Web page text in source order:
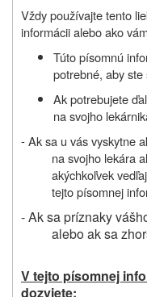
Vždy používajte tento
informácii alebo ako
Túto písomnú
potrebné, aby
Ak potrebujete
na svojho
- Ak sa u vás vyskytne
na svojho lekára
akýchkoľvek
tejto písomnej
- Ak sa príznaky
alebo ak sa
V tejto písomnej
dozviete: